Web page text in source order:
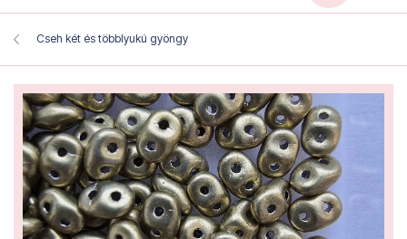
Cseh két és többlyukú gyöngy